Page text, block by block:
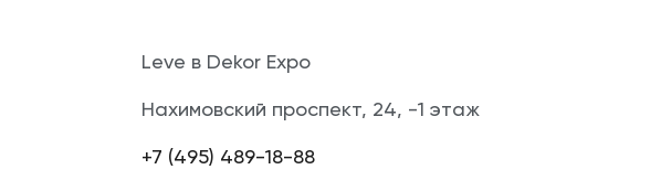
Leve в Dekor Expo
Нахимовский проспект, 24, -1 этаж
+7 (495) 489-18-88